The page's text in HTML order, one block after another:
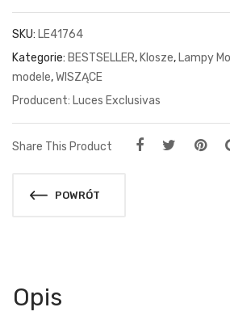
SKU: LE41764
Kategorie: BESTSELLER, Klosze, Lampy
modele,WISZĄCE
Luces Exclusivas
Share This Product
POWRÓT
Opis